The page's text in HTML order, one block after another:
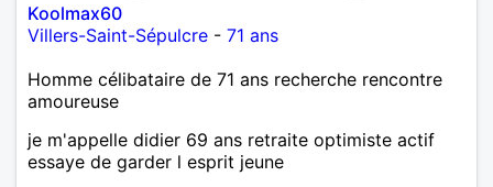
Koolmax60
Villers-Saint-Sépulcre - 71 ans
Homme célibataire de 71 ans recherche rencontre
amoureuse
je m'appelle didier 69 ans retraite optimiste actif
essaye de garder l esprit jeune